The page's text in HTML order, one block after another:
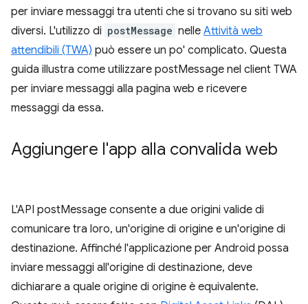
per inviare messaggi tra utenti che si trovano su siti web
diversi. L'utilizzo di postMessage nelle Attività web
attendibili (TWA) può essere un po' complicato. Questa
guida illustra come utilizzare postMessage nel client TWA
per inviare messaggi alla pagina web e ricevere
messaggi da essa.
Aggiungere l'app alla convalida web
L'API postMessage consente a due origini valide di
comunicare tra loro, un'origine di origine e un'origine di
destinazione. Affinché l'applicazione per Android possa
inviare messaggi all'origine di destinazione, deve
dichiarare a quale origine di origine è equivalente.